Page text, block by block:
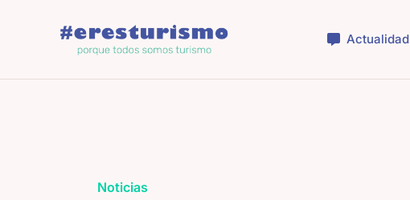
Actualidad
Noticias